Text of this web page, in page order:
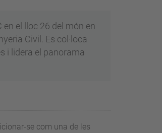
el lloc 26 del món en
Civil. Es col·loca
i lidera el panorama
se com una de les